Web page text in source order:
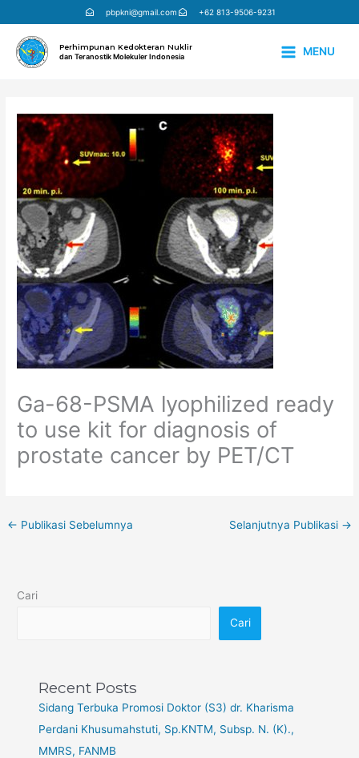
ke
konten
pbpkni@gmail.com +62 813-9506-9231
Perhimpunan Kedokteran Nuklir
dan Teranostik Molekuler Indonesia
MENU
Ga-68-PSMA lyophilized ready
to use kit for diagnosis of
prostate cancer by PET/CT
← Publikasi Sebelumnya Selanjutnya Publikasi →
Cari
Cari
Recent Posts
Sidang Terbuka Promosi Doktor (S3) dr. Kharisma
Perdani Khusumahstuti, Sp.KNTM, Subsp. N. (K).,
MMRS, FANMB